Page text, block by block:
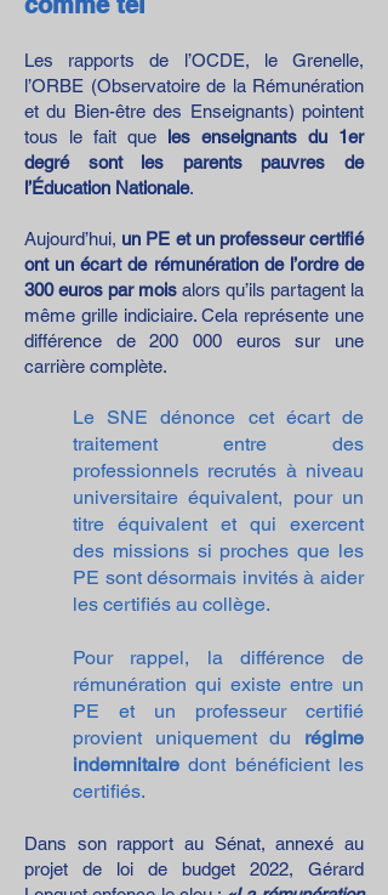
Les rapports de l’OCDE, le Grenelle,
l’ORBE (Observatoire de la Rémunération
et du Bien-être des Enseignants) pointent
tous le fait que les enseignants du 1er
degré sont les parents pauvres de
l’Éducation Nationale.
Aujourd’hui, un PE et un professeur certifié
ont un écart de rémunération de l’ordre de
300 euros par mois alors qu’ils partagent la
même grille indiciaire. Cela représente une
différence de 200 000 euros sur une
carrière complète.
Le SNE dénonce cet écart de
traitement entre des
professionnels recrutés à niveau
universitaire équivalent, pour un
titre équivalent et qui exercent
des missions si proches que les
PE sont désormais invités à aider
les certifiés au collège.
Pour rappel, la différence de
rémunération qui existe entre un
PE et un professeur certifié
provient uniquement du régime
indemnitaire dont bénéficient les
certifiés.
Dans son rapport au Sénat, annexé au
projet de loi de budget 2022, Gérard